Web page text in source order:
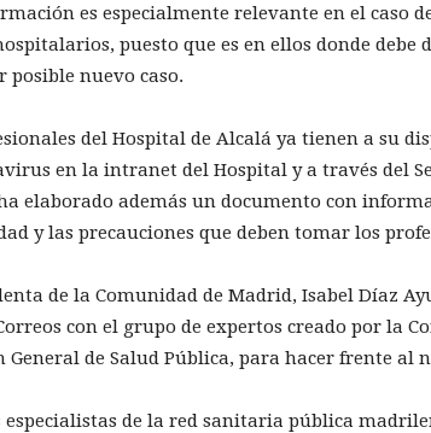
es especialmente relevante en el caso
puesto que es en ellos donde debe
posible nuevo caso.
del Hospital de Alcalá ya tienen a su
en la intranet del Hospital y a través del
elaborado además un documento con
y las precauciones que deben tomar los
de la Comunidad de Madrid, Isabel Díaz
con el grupo de expertos creado por la
General de Salud Pública, para hacer frente al
especialistas de la red sanitaria pública